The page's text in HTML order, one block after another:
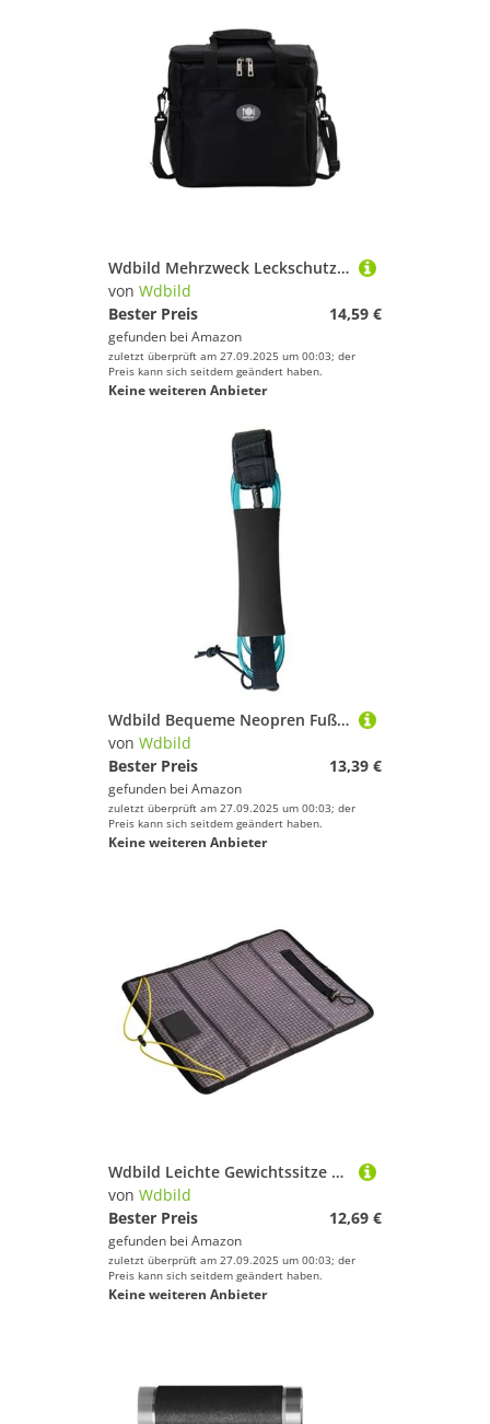
Wdbild Mehrzweck Leckschutzkühler Beutel Verdickter Isolierter Lebensmittelträger Für Out
von Wdbild
Bester Preis
14,59 €
gefunden bei Amazon
zuletzt überprüft am 27.09.2025 um 00:03; der
Preis kann sich seitdem geändert haben.
Keine weiteren Anbieter
Wdbild Bequeme Neopren Fußgurtboard Brand Surfenseilseil Leichter Gewicht Surfen Leinen Zur Verbesserung Der Sicherheits Und Flexibilität Wassersport Beinseil
von Wdbild
Bester Preis
13,39 €
gefunden bei Amazon
zuletzt überprüft am 27.09.2025 um 00:03; der
Preis kann sich seitdem geändert haben.
Keine weiteren Anbieter
Wdbild Leichte Gewichtssitze Kissen Kleine Picknicks Freien Matten Wandermatten Strandsitzpolster Für Aktivität Freien Aktivitäten Klappern
von Wdbild
Bester Preis
12,69 €
gefunden bei Amazon
zuletzt überprüft am 27.09.2025 um 00:03; der
Preis kann sich seitdem geändert haben.
Keine weiteren Anbieter